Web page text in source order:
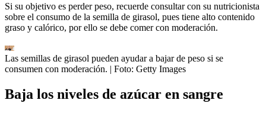
Si su objetivo es perder peso, recuerde consultar con su nutricionista
sobre el consumo de la semilla de girasol, pues tiene alto contenido
graso y calórico, por ello se debe comer con moderación.
Las semillas de girasol pueden ayudar a bajar de peso si se
consumen con moderación. | Foto: Getty Images
Baja los niveles de azúcar en sangre